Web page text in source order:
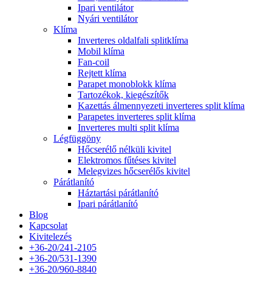
Ipari ventilátor
Nyári ventilátor
Klíma
Inverteres oldalfali splitklíma
Mobil klíma
Fan-coil
Rejtett klíma
Parapet monoblokk klíma
Tartozékok, kiegészítők
Kazettás álmennyezeti inverteres split klíma
Parapetes inverteres split klíma
Inverteres multi split klíma
Légfüggöny
Hőcserélő nélküli kivitel
Elektromos fűtéses kivitel
Melegvizes hőcserélős kivitel
Párátlanító
Háztartási párátlanító
Ipari párátlanító
Blog
Kapcsolat
Kivitelezés
+36-20/241-2105
+36-20/531-1390
+36-20/960-8840